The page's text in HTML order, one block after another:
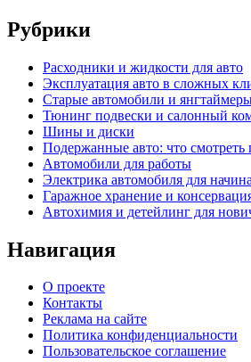
Рубрики
Расходники и жидкости для авто
Эксплуатация авто в сложных
Старые автомобили и
Тюнинг подвески и салонный
Шины и диски
Подержанные авто: что смотреть
Автомобили для работы
Электрика автомобиля для
Гаражное хранение и
Автохимия и детейлинг для
Навигация
О проекте
Контакты
Реклама на сайте
Политика конфиденциальности
Пользовательское соглашение